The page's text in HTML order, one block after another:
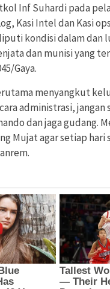
Inf Suhardi pada
Kasi Intel dan Kasi
kondisi dalam dan
dan munisi yang
Gaya.
menyangkut
administrasi, jangan
dan jaga gudang.
Mujat agar setiap hari